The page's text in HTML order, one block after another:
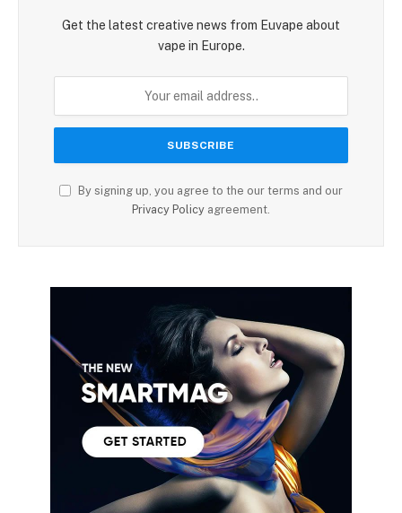
Get the latest creative news from Euvape about
vape in Europe.
By signing up, you agree to the our terms and our
Privacy Policy agreement.